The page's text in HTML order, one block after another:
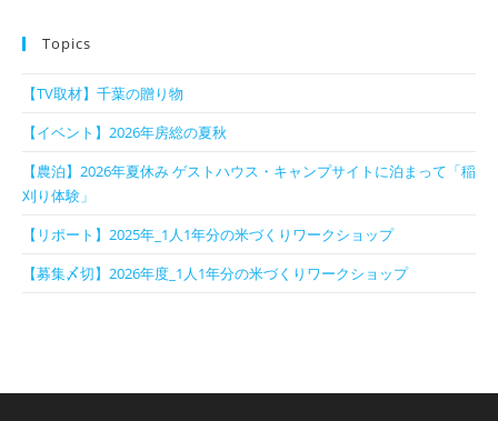
Topics
【TV取材】千葉の贈り物
【イベント】2026年房総の夏秋
【農泊】2026年夏休み ゲストハウス・キャンプサイトに泊まって「稲
刈り体験」
【リポート】2025年_1人1年分の米づくりワークショップ
【募集〆切】2026年度_1人1年分の米づくりワークショップ